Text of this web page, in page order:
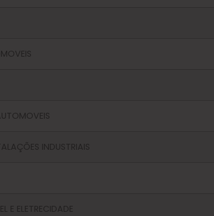
INDUSTRIAIS
E ELETRECIDADE